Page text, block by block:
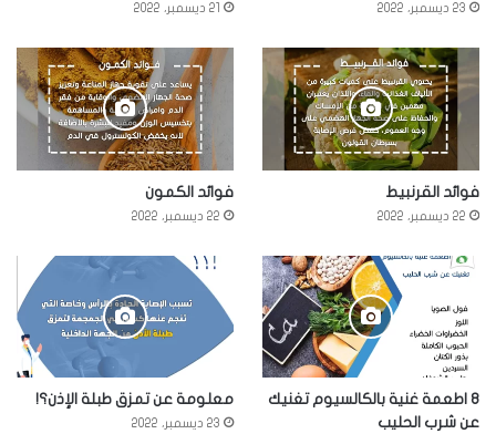
23 ديسمبر، 2022 21 ديسمبر، 2022
فوائد القرنبيط
22 ديسمبر، 2022
فوائد الكمون
22 ديسمبر، 2022
8 اطعمة غنية بالكالسيوم تغنيك
عن شرب الحليب
معلومة عن تمزق طبلة الإذن؟!
23 ديسمبر، 2022